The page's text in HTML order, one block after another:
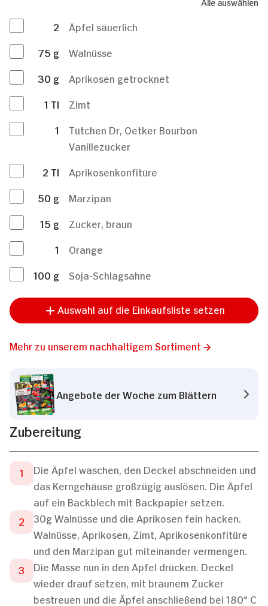
2
Äpfel säuerlich
75 g
Walnüsse
30 g
Aprikosen getrocknet
1 Tl
Zimt
1
Tütchen Dr, Oetker Bourbon
Vanillezucker
2 Tl
Aprikosenkonfitüre
50 g
Marzipan
15 g
Zucker, braun
1
Orange
100 g Soja-Schlagsahne
Auswahl auf die Einkaufsliste setzen
Mehr zu unserem nachhaltigem Sortiment
Angebote der Woche zum Blättern
Zubereitung
Die Äpfel waschen, den Deckel abschneiden und
das Kerngehäuse großzügig auslösen. Die Äpfel
auf ein Backblech mit Backpapier setzen.
30g Walnüsse und die Aprikosen fein hacken.
Walnüsse, Aprikosen, Zimt, Aprikosenkonfitüre
und den Marzipan gut miteinander vermengen.
Die Masse nun in den Apfel drücken. Deckel
wieder drauf setzen, mit braunem Zucker
bestreuen und die Äpfel anschließend bei 180° C